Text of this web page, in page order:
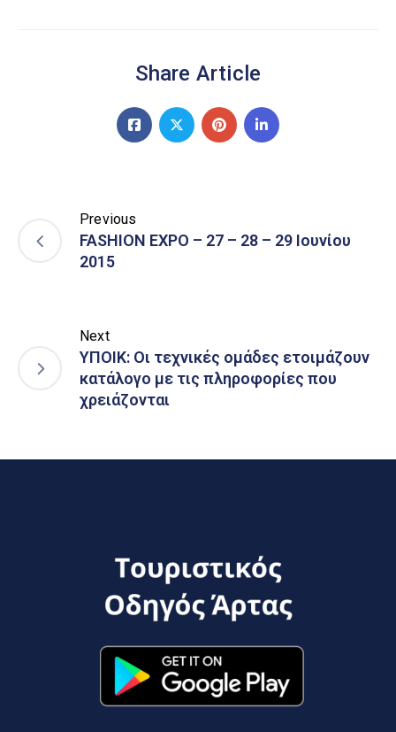
Share Article
Previous
FASHION EXPO – 27 – 28 – 29 Ιουνίου
2015
Next
ΥΠΟΙΚ: Οι τεχνικές ομάδες ετοιμάζουν
κατάλογο με τις πληροφορίες που
χρειάζονται